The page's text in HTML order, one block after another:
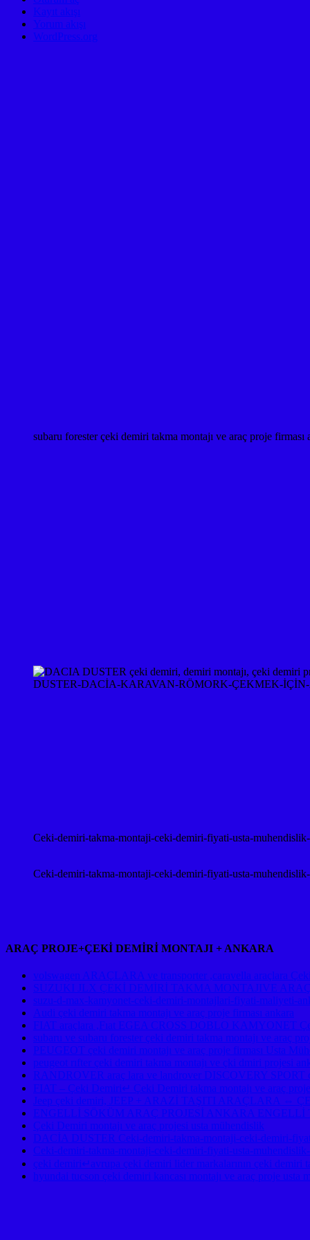
Kayıt akışı
Yorum akışı
WordPress.org
subaru forester çeki demiri takma montajı ve araç proje
DUSTER-DACİA-KARAVAN-RÖMORK-ÇEKMEK-
Ceki-demiri-takma-montaji-ceki-demiri-fiyati-usta-
Ceki-demiri-takma-montaji-ceki-demiri-fiyati-usta-
ARAÇ PROJE+ÇEKİ DEMİRİ MONTAJI + ANKARA
volswagen ARAÇLARA ve transporter ,caravella araçlara
SUZUKI JLX ÇEKİ DEMİRİ TAKMA MONTAJIVE
suzu-d-max-kamyonet-ceki-demiri-montajlari-fiyati-maliyeti-
Audi çeki demiri takma montajı ve araç proje firması ankara
FIAT araçlara ,Fıat EGEA CROSS DOBLO KAMYONET
subaru ve subaru forester çeki demiri takma montajı ve araç
PEUGEOT çeki demiri montajı ve araç proje firması Usta
peugeot rıfter çeki demiri takma montajı ve çki dmiri projesi
RANDROVER araç lara ve landrover DISCOVERY SPORT
FIAT – Çeki Demiri↵ Çeki Demiri takma montajı ve araç proje
Jeep çeki demiri, JEEP + ARAZİ TAŞITI ARAÇLARA ⇔
ENGELLİ SÖKÜM ARAÇ PROJESİ ANKARA
Çeki Demiri montajı ve araç projesi usta mühendislik
DACİA DUSTER Ceki-demiri-takma-montaji-ceki-demiri-
Ceki-demiri-takma-montaji-ceki-demiri-fiyati-usta-
çeki demiri↵avrupa çeki demiri lider markalarının çeki demiri
hyundai tucson çeki demiri kancası montajı ve araç proje usta